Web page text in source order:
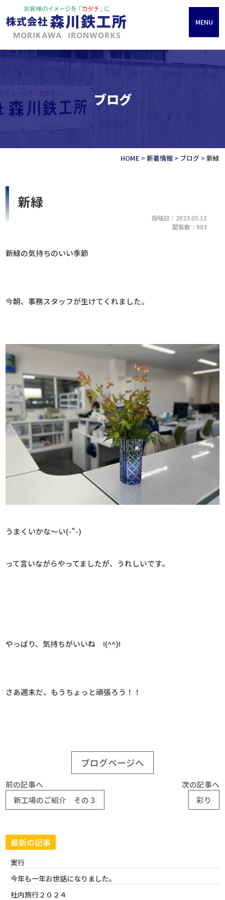
MENU
ブログ
HOME >新着情報> ブログ>新緑
新緑
投稿日：2023.05.12
閲覧数：903
新緑の気持ちのいい季節
今朝、事務スタッフが生けてくれました。
うまくいかな～い(-"-)
って言いながらやってましたが、うれしいです。
やっぱり、気持ちがいいね !(^^)!
さあ週末だ、もうちょっと頑張ろう！！
ブログページへ
前の記事へ
新工場のご紹介 その３
次の記事へ
彩り
最新の記事
実行
今年も一年お世話になりました。
社内旅行２０２４